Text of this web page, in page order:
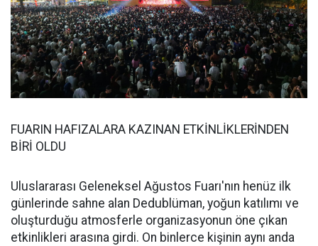
FUARIN HAFIZALARA KAZINAN ETKİNLİKLERİNDEN
BİRİ OLDU
Uluslararası Geleneksel Ağustos Fuarı'nın henüz ilk
günlerinde sahne alan Dedublüman, yoğun katılımı ve
oluşturduğu atmosferle organizasyonun öne çıkan
etkinlikleri arasına girdi. On binlerce kişinin aynı anda